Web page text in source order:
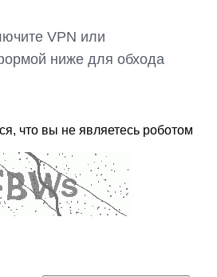
VPN или
ниже для обхода
что вы не являетесь роботом